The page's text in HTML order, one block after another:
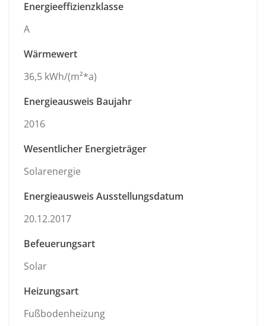
Energieeffizienzklasse
A
Wärmewert
36,5 kWh/(m²*a)
Energieausweis Baujahr
2016
Wesentlicher Energieträger
Solarenergie
Energieausweis Ausstellungsdatum
20.12.2017
Befeuerungsart
Solar
Heizungsart
Fußbodenheizung